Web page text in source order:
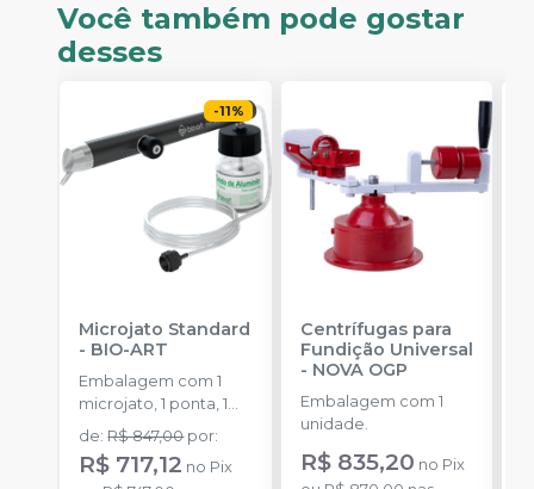
Você também pode gostar
desses
-11%
Microjato Standard
- BIO-ART
Embalagem com 1
microjato, 1 ponta, 1
pote de óxido de
alumínio com 50g, 1
conexão para equipo,
de:R$ 847,00 por:
R$ 717,12 no Pix
Centrífugas para
Fundição Universal
- NOVA OGP
Embalagem com 1
unidade.
R$ 835,20 no Pix